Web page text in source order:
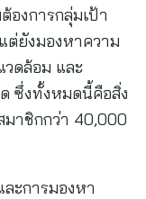
งการกลุ่มเป้า
ยังมองหาความ
ดล้อม และ
ซึ่งทั้งหมดนี้คือสิ่ง
าชิกกว่า 40,000
ะการมองหา